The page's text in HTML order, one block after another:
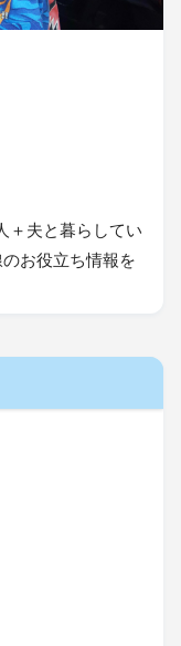
＋夫と暮らしてい
お役立ち情報を